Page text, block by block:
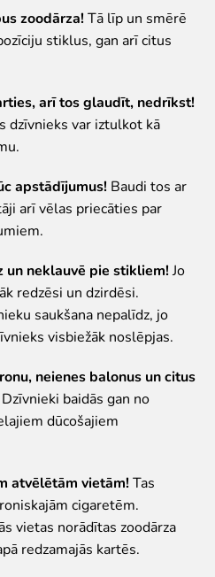
ZOO
zoodārza!Tā līp un smērē
stiklus, gan arī citus
arī tos glaudīt, nedrīkst!
dzīvnieks var iztulkot kā
apstādījumus! Baudi tos ar
arī vēlas priecāties par
un neklauvē pie stikliem! Jo
redzēsi un dzirdēsi.
saukšana nepalīdz, jo
visbiežāk noslēpjas.
neienes balonus un citus
Dzīvnieki baidās gan no
dūcošajiem
atvēlētām vietām!Tas
cigaretēm.
vietas norādītas zoodārza
redzamajās kartēs.